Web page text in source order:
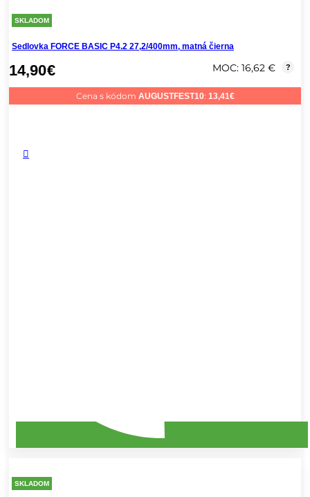
SKLADOM
Sedlovka FORCE BASIC P4.2 27,2/400mm, matná čierna
14,90€ MOC: 16,62 € ?
Cena s kódom AUGUSTFEST10: 13,41€
SKLADOM